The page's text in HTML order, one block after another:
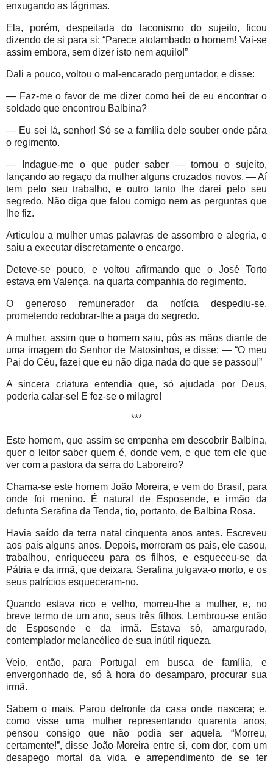
enxugando as lágrimas.
Ela, porém, despeitada do laconismo do sujeito, ficou
dizendo de si para si: “Parece atolambado o homem! Vai-se
assim embora, sem dizer isto nem aquilo!”
Dali a pouco, voltou o mal-encarado perguntador, e disse:
— Faz-me o favor de me dizer como hei de eu encontrar o
soldado que encontrou Balbina?
— Eu sei lá, senhor! Só se a família dele souber onde pára
o regimento.
— Indague-me o que puder saber — tornou o sujeito,
lançando ao regaço da mulher alguns cruzados novos. — Aí
tem pelo seu trabalho, e outro tanto lhe darei pelo seu
segredo. Não diga que falou comigo nem as perguntas que
lhe fiz.
Articulou a mulher umas palavras de assombro e alegria, e
saiu a executar discretamente o encargo.
Deteve-se pouco, e voltou afirmando que o José Torto
estava em Valença, na quarta companhia do regimento.
O generoso remunerador da notícia despediu-se,
prometendo redobrar-lhe a paga do segredo.
A mulher, assim que o homem saiu, pôs as mãos diante de
uma imagem do Senhor de Matosinhos, e disse: — “O meu
Pai do Céu, fazei que eu não diga nada do que se passou!”
A sincera criatura entendia que, só ajudada por Deus,
poderia calar-se! E fez-se o milagre!
***
Este homem, que assim se empenha em descobrir Balbina,
quer o leitor saber quem é, donde vem, e que tem ele que
ver com a pastora da serra do Laboreiro?
Chama-se este homem João Moreira, e vem do Brasil, para
onde foi menino. É natural de Esposende, e irmão da
defunta Serafina da Tenda, tio, portanto, de Balbina Rosa.
Havia saído da terra natal cinquenta anos antes. Escreveu
aos pais alguns anos. Depois, morreram os pais, ele casou,
trabalhou, enriqueceu para os filhos, e esqueceu-se da
Pátria e da irmã, que deixara. Serafina julgava-o morto, e os
seus patrícios esqueceram-no.
Quando estava rico e velho, morreu-lhe a mulher, e, no
breve termo de um ano, seus três filhos. Lembrou-se então
de Esposende e da irmã. Estava só, amargurado,
contemplador melancólico de sua inútil riqueza.
Veio, então, para Portugal em busca de família, e
envergonhado de, só à hora do desamparo, procurar sua
irmã.
Sabem o mais. Parou defronte da casa onde nascera; e,
como visse uma mulher representando quarenta anos,
pensou consigo que não podia ser aquela. “Morreu,
certamente!”, disse João Moreira entre si, com dor, com um
desapego mortal da vida, e arrependimento de se ter